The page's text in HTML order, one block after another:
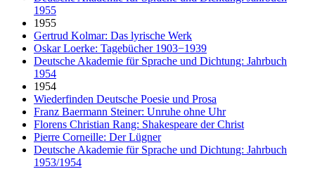
1955
1955
Gertrud Kolmar: Das lyrische Werk
Oskar Loerke: Tagebücher 1903−1939
Deutsche Akademie für Sprache und Dichtung: Jahrbuch
1954
1954
Wiederfinden Deutsche Poesie und Prosa
Franz Baermann Steiner: Unruhe ohne Uhr
Florens Christian Rang: Shakespeare der Christ
Pierre Corneille: Der Lügner
Deutsche Akademie für Sprache und Dichtung: Jahrbuch
1953/1954